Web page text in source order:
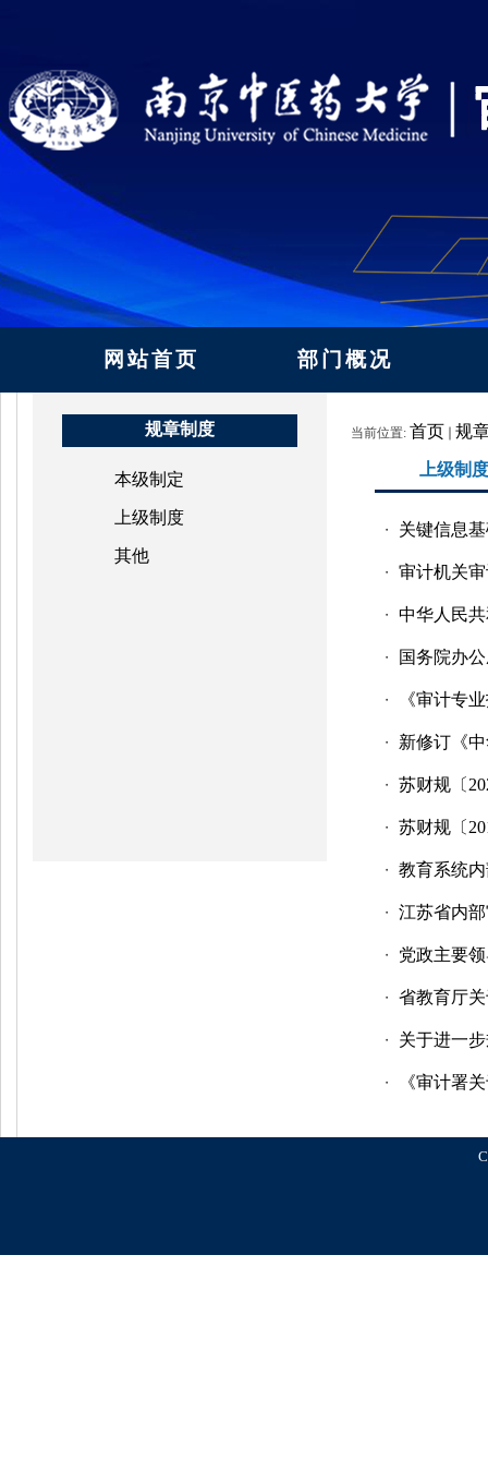
网站首页 部门概况
规章制度
本级制定
上级制度
其他
当前位置: 首页 规
上级制度
・ 关键信息
・ 审计机关
・ 中华人民
・ 国务院办
・ 《审计专
・ 新修订《
・ 苏财规〔
・ 苏财规〔
・ 教育系统
・ 江苏省内
・ 党政主要
・ 省教育厅
・ 关于进一
・ 《审计署